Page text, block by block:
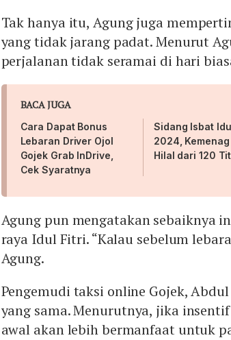
Tak hanya itu, Agung juga
yang tidak jarang padat. Menurut
perjalanan tidak seramai di hari
BACA JUGA
Cara Dapat Bonus
Lebaran Driver Ojol
Gojek Grab InDrive,
Cek Syaratnya
Sidang Isbat
2024,
Hilal dari 120
Agung pun mengatakan sebaiknya
raya Idul Fitri. “Kalau sebelum
Agung.
Pengemudi taksi online Gojek,
yang sama. Menurutnya, jika
awal akan lebih bermanfaat untuk